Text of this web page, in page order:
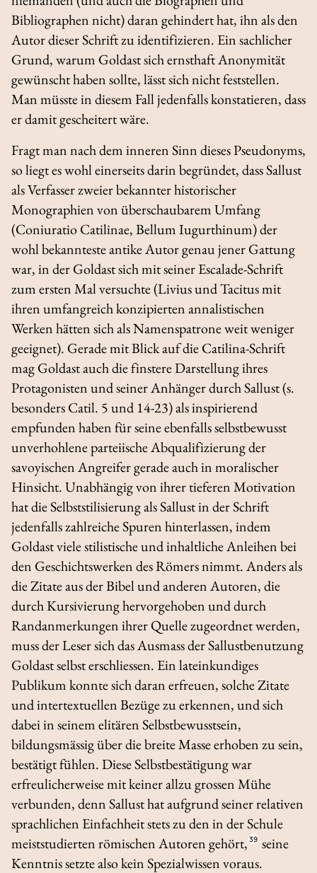
Bibliographen nicht) daran gehindert hat, ihn als den
Autor dieser Schrift zu identifizieren. Ein sachlicher
Grund, warum Goldast sich ernsthaft Anonymität
gewünscht haben sollte, lässt sich nicht feststellen.
Man müsste in diesem Fall jedenfalls konstatieren, dass
er damit gescheitert wäre.
Fragt man nach dem inneren Sinn dieses Pseudonyms,
so liegt es wohl einerseits darin begründet, dass Sallust
als Verfasser zweier bekannter historischer
Monographien von überschaubarem Umfang
(Coniuratio Catilinae, Bellum Iugurthinum) der
wohl bekannteste antike Autor genau jener Gattung
war, in der Goldast sich mit seiner Escalade-Schrift
zum ersten Mal versuchte (Livius und Tacitus mit
ihren umfangreich konzipierten annalistischen
Werken hätten sich als Namenspatrone weit weniger
geeignet). Gerade mit Blick auf die Catilina-Schrift
mag Goldast auch die finstere Darstellung ihres
Protagonisten und seiner Anhänger durch Sallust (s.
besondersCatil. 5 und 14-23) als inspirierend
empfunden haben für seine ebenfalls selbstbewusst
unverhohlene parteiische Abqualifizierung der
savoyischen Angreifer gerade auch in moralischer
Hinsicht. Unabhängig von ihrer tieferen Motivation
hat die Selbststilisierung als Sallust in der Schrift
jedenfalls zahlreiche Spuren hinterlassen, indem
Goldast viele stilistische und inhaltliche Anleihen bei
den Geschichtswerken des Römers nimmt. Anders als
die Zitate aus der Bibel und anderen Autoren, die
durch Kursivierung hervorgehoben und durch
Randanmerkungen ihrer Quelle zugeordnet werden,
muss der Leser sich das Ausmass der Sallustbenutzung
Goldast selbst erschliessen. Ein lateinkundiges
Publikum konnte sich daran erfreuen, solche Zitate
und intertextuellen Bezüge zu erkennen, und sich
dabei in seinem elitären Selbstbewusstsein,
bildungsmässig über die breite Masse erhoben zu sein,
bestätigt fühlen. Diese Selbstbestätigung war
erfreulicherweise mit keiner allzu grossen Mühe
verbunden, denn Sallust hat aufgrund seiner relativen
sprachlichen Einfachheit stets zu den in der Schule
meiststudierten römischen Autoren gehört, 39 seine
Kenntnis setzte also kein Spezialwissen voraus.